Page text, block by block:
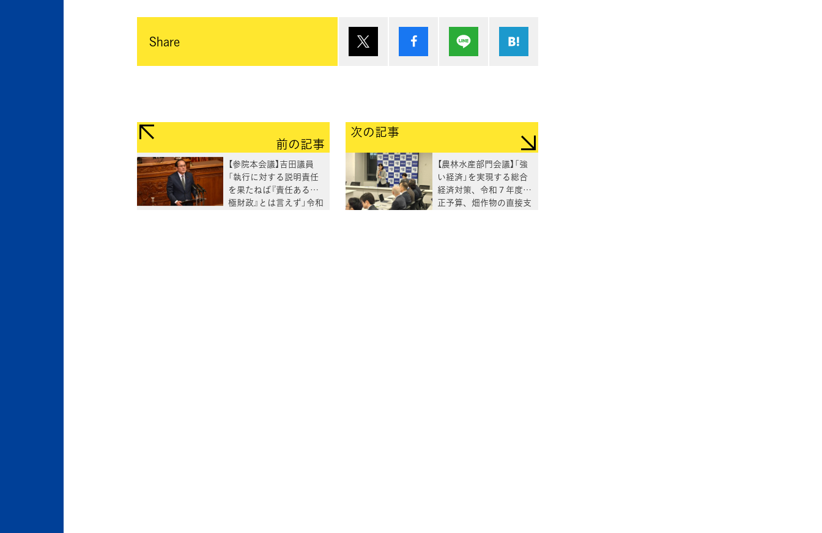
Share シェア Lineで送る
前の記事
【参院本会議】吉田議員
「執行に対する説明責任
を果たねば『責任ある積
極財政』とは言えず」令和
次の記事
【農林水産部門会議】「強
い経済」を実現する総合
経済対策、令和７年度補
正予算、畑作物の直接支